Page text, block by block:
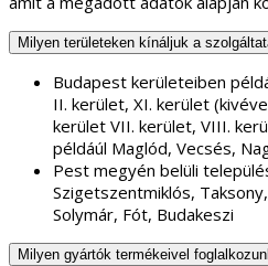
Milyen területeken kínáljuk a
Budapest kerületeiben
II. kerület, XI. kerület
kerület VII. kerület, VIII.
példáúl Maglód, Vecsés,
Pest megyén belüli
Szigetszentmiklós,
Solymár, Fót, Budakeszi
Milyen gyártók termékeivel